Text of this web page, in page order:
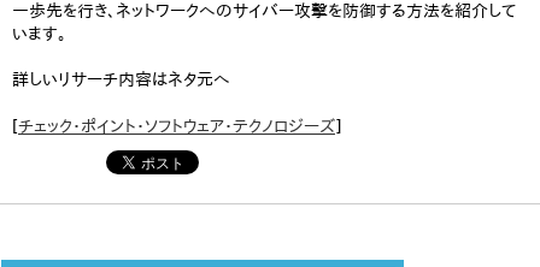
一歩先を行き、ネットワークへのサイバー攻撃を防御する方法を紹介して
います。
詳しいリサーチ内容はネタ元へ
[チェック・ポイント・ソフトウェア・テクノロジーズ]